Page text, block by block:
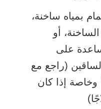
بمياه ساخنة،
أو
على
(راجع مع
وخاصة إذا كان